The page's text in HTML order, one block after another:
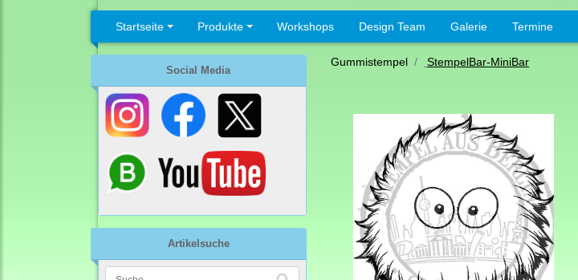
Startseite Produkte Workshops Design Team Galerie Termine
Social Media
Artikelsuche
Gummistempel StempelBar-MiniBar